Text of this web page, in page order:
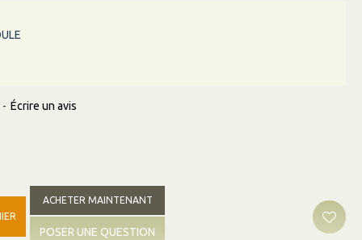
- Écrire un avis
ACHETER MAINTENANT
POSER UNE QUESTION